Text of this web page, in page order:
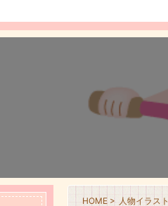
HOME > 人物イラスト